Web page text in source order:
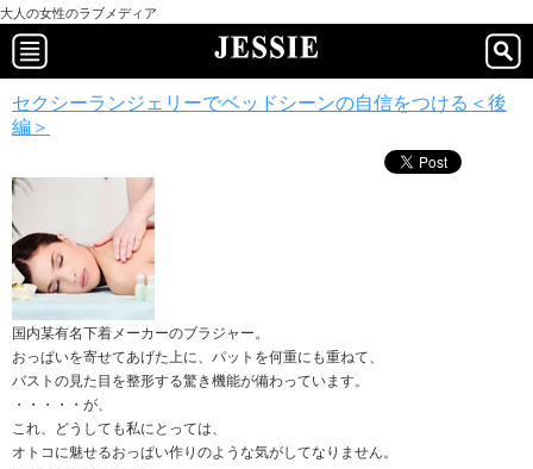
大人の女性のラブメディア
セクシーランジェリーでベッドシーンの自信をつける＜後
編＞
国内某有名下着メーカーのブラジャー。
おっぱいを寄せてあげた上に、パットを何重にも重ねて、
バストの見た目を整形する驚き機能が備わっています。
・・・・・が、
これ、どうしても私にとっては、
オトコに魅せるおっぱい作りのような気がしてなりません。